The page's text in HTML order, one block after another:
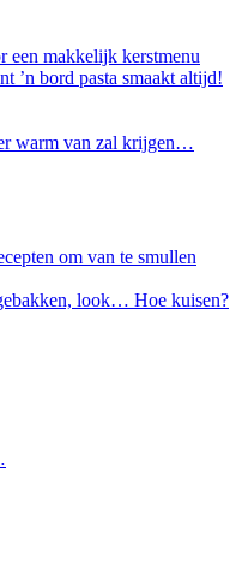
een makkelijk kerstmenu
’n bord pasta smaakt altijd!
warm van zal krijgen…
om van te smullen
look… Hoe kuisen?